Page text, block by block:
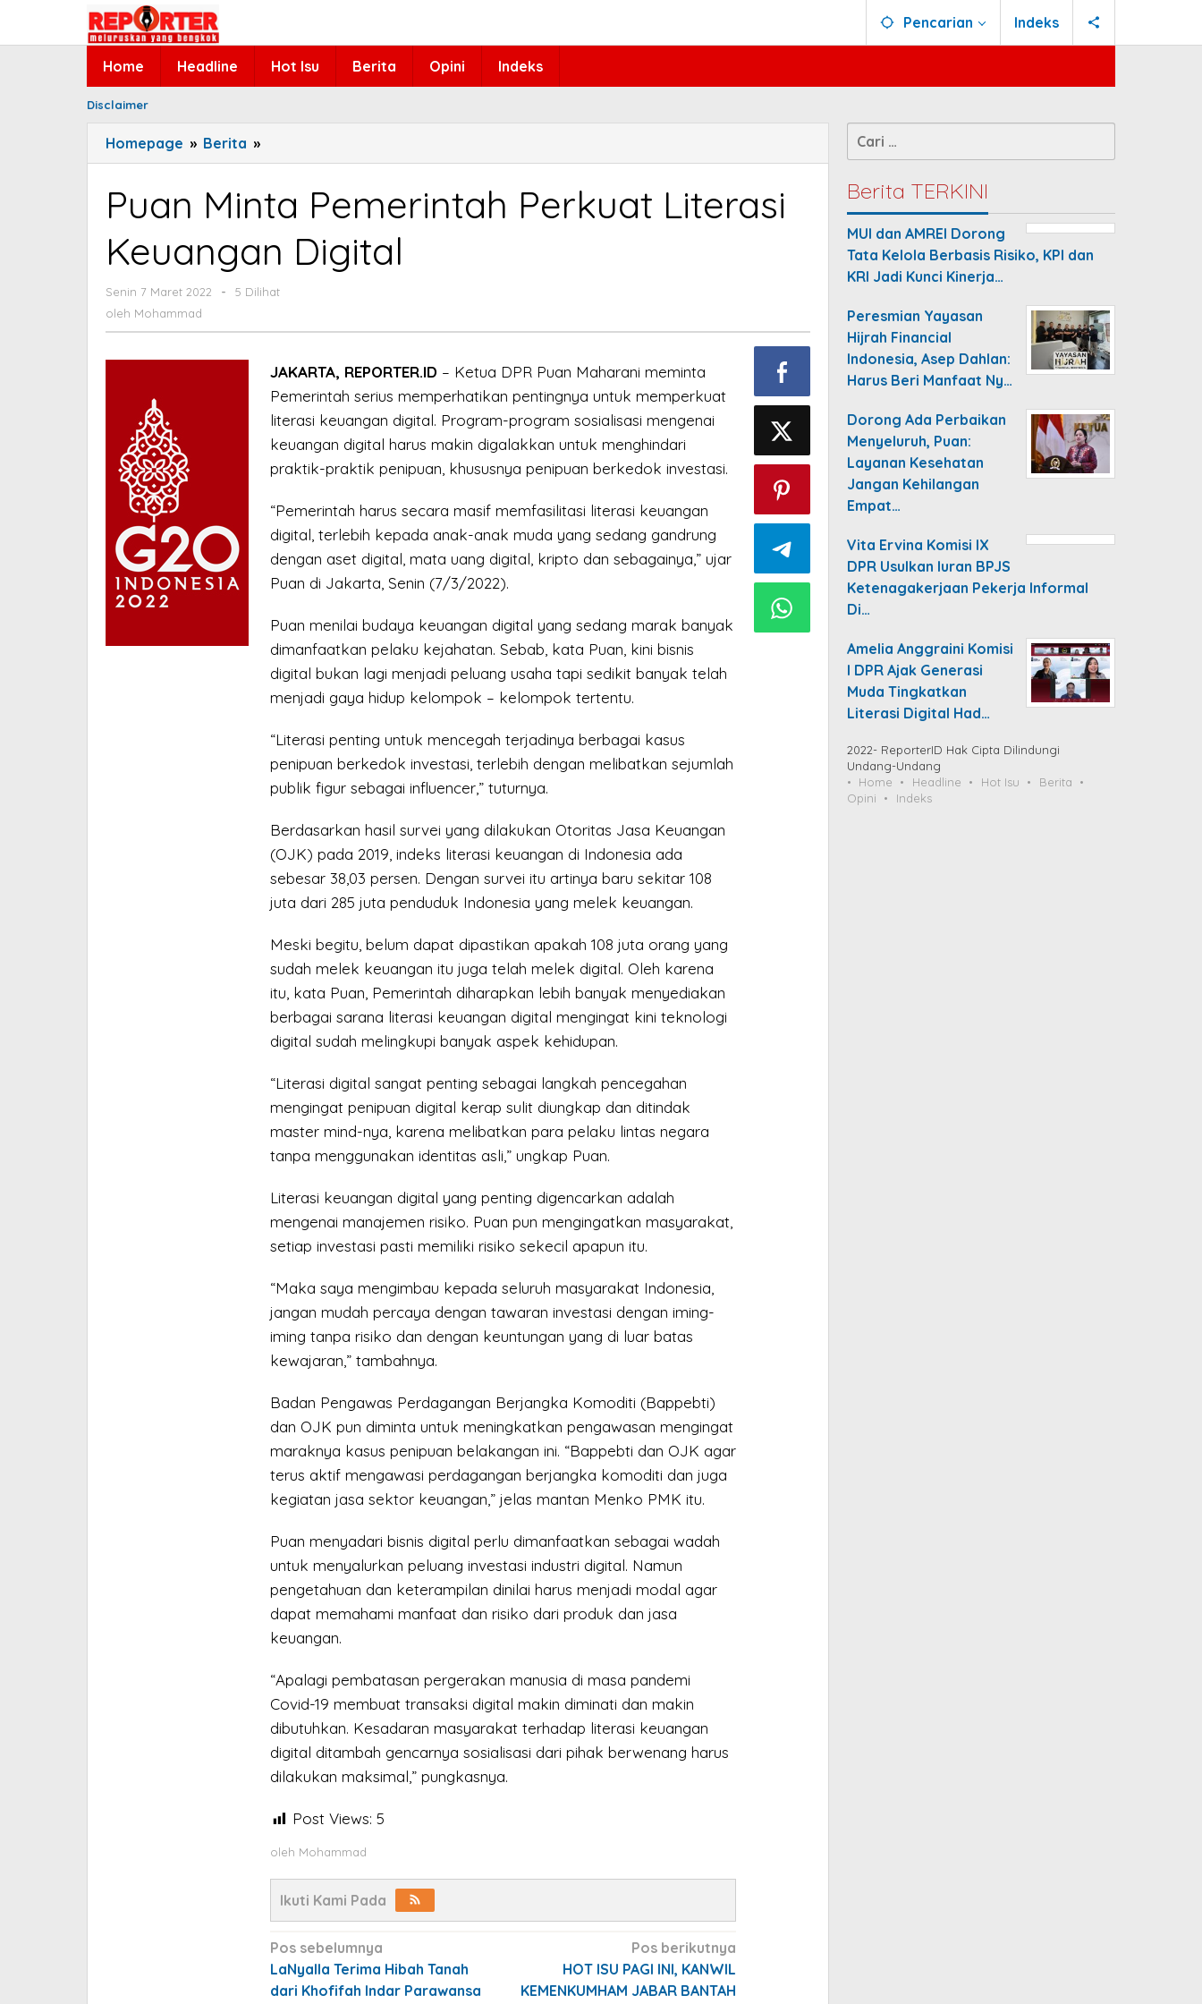
Pencarian Indeks
Home Headline Hot Isu Berita Opini Indeks
Disclaimer
Homepage » Berita »
Minta
Perkuat
Keuangan
Puan Minta Pemerintah Perkuat Literasi
Keuangan Digital
Senin 7 Maret 2022
oleh
-
5 Dilihat
oleh Mohammad
JAKARTA, REPORTER.ID – Ketua DPR Puan Maharani meminta
Pemerintah serius memperhatikan pentingnya untuk memperkuat
literasi keuangan digital. Program-program sosialisasi mengenai
keuangan digital harus makin digalakkan untuk menghindari
praktik-praktik penipuan, khususnya penipuan berkedok investasi.
“Pemerintah harus secara masif memfasilitasi literasi keuangan
digital, terlebih kepada anak-anak muda yang sedang gandrung
dengan aset digital, mata uang digital, kripto dan sebagainya,” ujar
Puan di Jakarta, Senin (7/3/2022).
Puan menilai budaya keuangan digital yang sedang marak banyak
dimanfaatkan pelaku kejahatan. Sebab, kata Puan, kini bisnis
digital bukan lagi menjadi peluang usaha tapi sedikit banyak telah
menjadi gaya hidup kelompok – kelompok tertentu.
“Literasi penting untuk mencegah terjadinya berbagai kasus
penipuan berkedok investasi, terlebih dengan melibatkan sejumlah
publik figur sebagai influencer,” tuturnya.
Berdasarkan hasil survei yang dilakukan Otoritas Jasa Keuangan
(OJK) pada 2019, indeks literasi keuangan di Indonesia ada
sebesar 38,03 persen. Dengan survei itu artinya baru sekitar 108
juta dari 285 juta penduduk Indonesia yang melek keuangan.
Meski begitu, belum dapat dipastikan apakah 108 juta orang yang
sudah melek keuangan itu juga telah melek digital. Oleh karena
itu, kata Puan, Pemerintah diharapkan lebih banyak menyediakan
berbagai sarana literasi keuangan digital mengingat kini teknologi
digital sudah melingkupi banyak aspek kehidupan.
“Literasi digital sangat penting sebagai langkah pencegahan
mengingat penipuan digital kerap sulit diungkap dan ditindak
master mind-nya, karena melibatkan para pelaku lintas negara
tanpa menggunakan identitas asli,” ungkap Puan.
Literasi keuangan digital yang penting digencarkan adalah
mengenai manajemen risiko. Puan pun mengingatkan masyarakat,
setiap investasi pasti memiliki risiko sekecil apapun itu.
“Maka saya mengimbau kepada seluruh masyarakat Indonesia,
jangan mudah percaya dengan tawaran investasi dengan iming-
iming tanpa risiko dan dengan keuntungan yang di luar batas
kewajaran,” tambahnya.
Badan Pengawas Perdagangan Berjangka Komoditi (Bappebti)
dan OJK pun diminta untuk meningkatkan pengawasan mengingat
maraknya kasus penipuan belakangan ini. “Bappebti dan OJK agar
terus aktif mengawasi perdagangan berjangka komoditi dan juga
kegiatan jasa sektor keuangan,” jelas mantan Menko PMK itu.
Puan menyadari bisnis digital perlu dimanfaatkan sebagai wadah
untuk menyalurkan peluang investasi industri digital. Namun
pengetahuan dan keterampilan dinilai harus menjadi modal agar
dapat memahami manfaat dan risiko dari produk dan jasa
keuangan.
“Apalagi pembatasan pergerakan manusia di masa pandemi
Covid-19 membuat transaksi digital makin diminati dan makin
dibutuhkan. Kesadaran masyarakat terhadap literasi keuangan
digital ditambah gencarnya sosialisasi dari pihak berwenang harus
dilakukan maksimal,” pungkasnya.
Post Views: 5
oleh Mohammad
Ikuti Kami Pada
Navigasi
pos
Pos sebelumnya
LaNyalla Terima Hibah Tanah
dari Khofifah Indar Parawansa
Pos berikutnya
HOT ISU PAGI INI, KANWIL
KEMENKUMHAM JABAR BANTAH
Cari
untuk:
Berita TERKINI
MUI dan AMREI Dorong
Tata Kelola Berbasis Risiko, KPI dan
KRI Jadi Kunci Kinerja…
Peresmian Yayasan
Hijrah Financial
Indonesia, Asep Dahlan:
Harus Beri Manfaat Ny…
Dorong Ada Perbaikan
Menyeluruh, Puan:
Layanan Kesehatan
Jangan Kehilangan
Empat…
Vita Ervina Komisi IX
DPR Usulkan Iuran BPJS
Ketenagakerjaan Pekerja Informal
Di…
Amelia Anggraini Komisi
I DPR Ajak Generasi
Muda Tingkatkan
Literasi Digital Had…
2022- ReporterID Hak Cipta Dilindungi
Undang-Undang
Home
Headline Hot Isu
Berita
Opini
Indeks